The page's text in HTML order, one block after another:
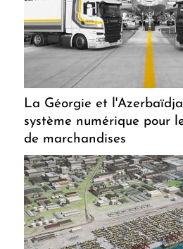
La Géorgie et
système numérique pour
de marchandises